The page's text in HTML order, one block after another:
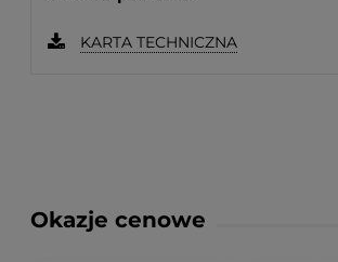
KARTA TECHNICZNA
Okazje cenowe